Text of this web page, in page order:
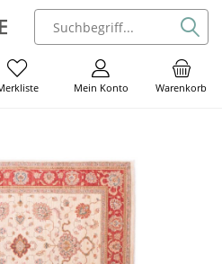
Warenkorb
Mein Konto